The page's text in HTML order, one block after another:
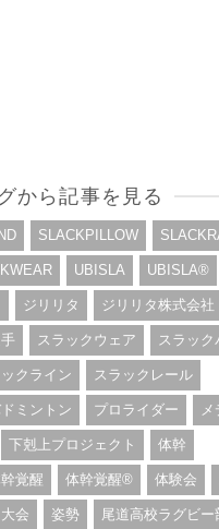
から記事を見る
SLACKPILLOW
UBISLA UBISLA®︎
ジリリタ ジリリタ株式会社
スラックウェア スラック
クライン スラックレール
ミントン プロライダー
下剋上プロジェクト 体幹
覚醒 体幹覚醒®︎ 体験会
大会 姿勢 尾道高校ラグビー